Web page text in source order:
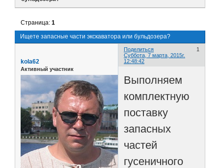
Ищете запасные части экскаватора или бульдозера?
Страница:1
Поделиться
1
Суббота, 7 марта, 2015г.
12:48:42
kola62
Активный участник
Выполняем
комплектную
поставку
запасных
частей
гусеничного